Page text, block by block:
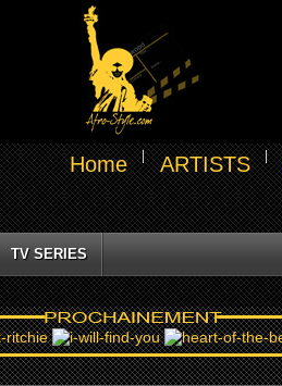
Home ARTISTS
TV SERIES